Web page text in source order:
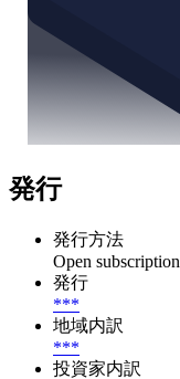
発行
発行方法
Open subscription
発行
***
地域内訳
***
投資家内訳